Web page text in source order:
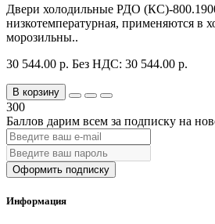
Двери холодильные РДО (КС)-
низкотемпературная, применяются в
морозильны..
30 544.00 р. Без НДС: 30 544.00 р.
В корзину
300
Баллов дарим всем за подписку на
Оформить подписку
Информация